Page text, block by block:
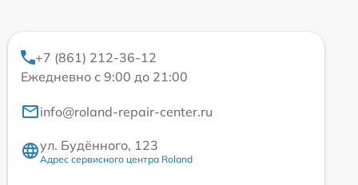
+7 (861) 212-36-12
Ежедневно с 9:00 до 21:00
info@roland-repair-center.ru
ул. Будённого, 123
Адрес сервисного центра Roland